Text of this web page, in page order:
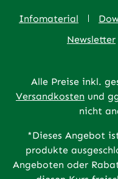
Infomaterial
Newsletter
Alle Preise inkl.
Versandkosten und
nicht
*Dieses Angebot
produkte
Angeboten oder